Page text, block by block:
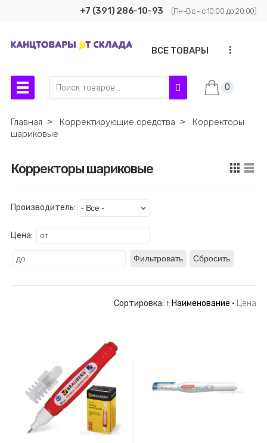
+7 (391) 286-10-93 (Пн-Вс - с 10:00 до 20:00)
ВСЕ ТОВАРЫ ...
0
Главная ˃ Корректирующие средства ˃
Корректоры
шариковые
Корректоры шариковые
Производитель:
Цена:
Фильтровать Сбросить
Сортировка: ↑ Наименование · Цена